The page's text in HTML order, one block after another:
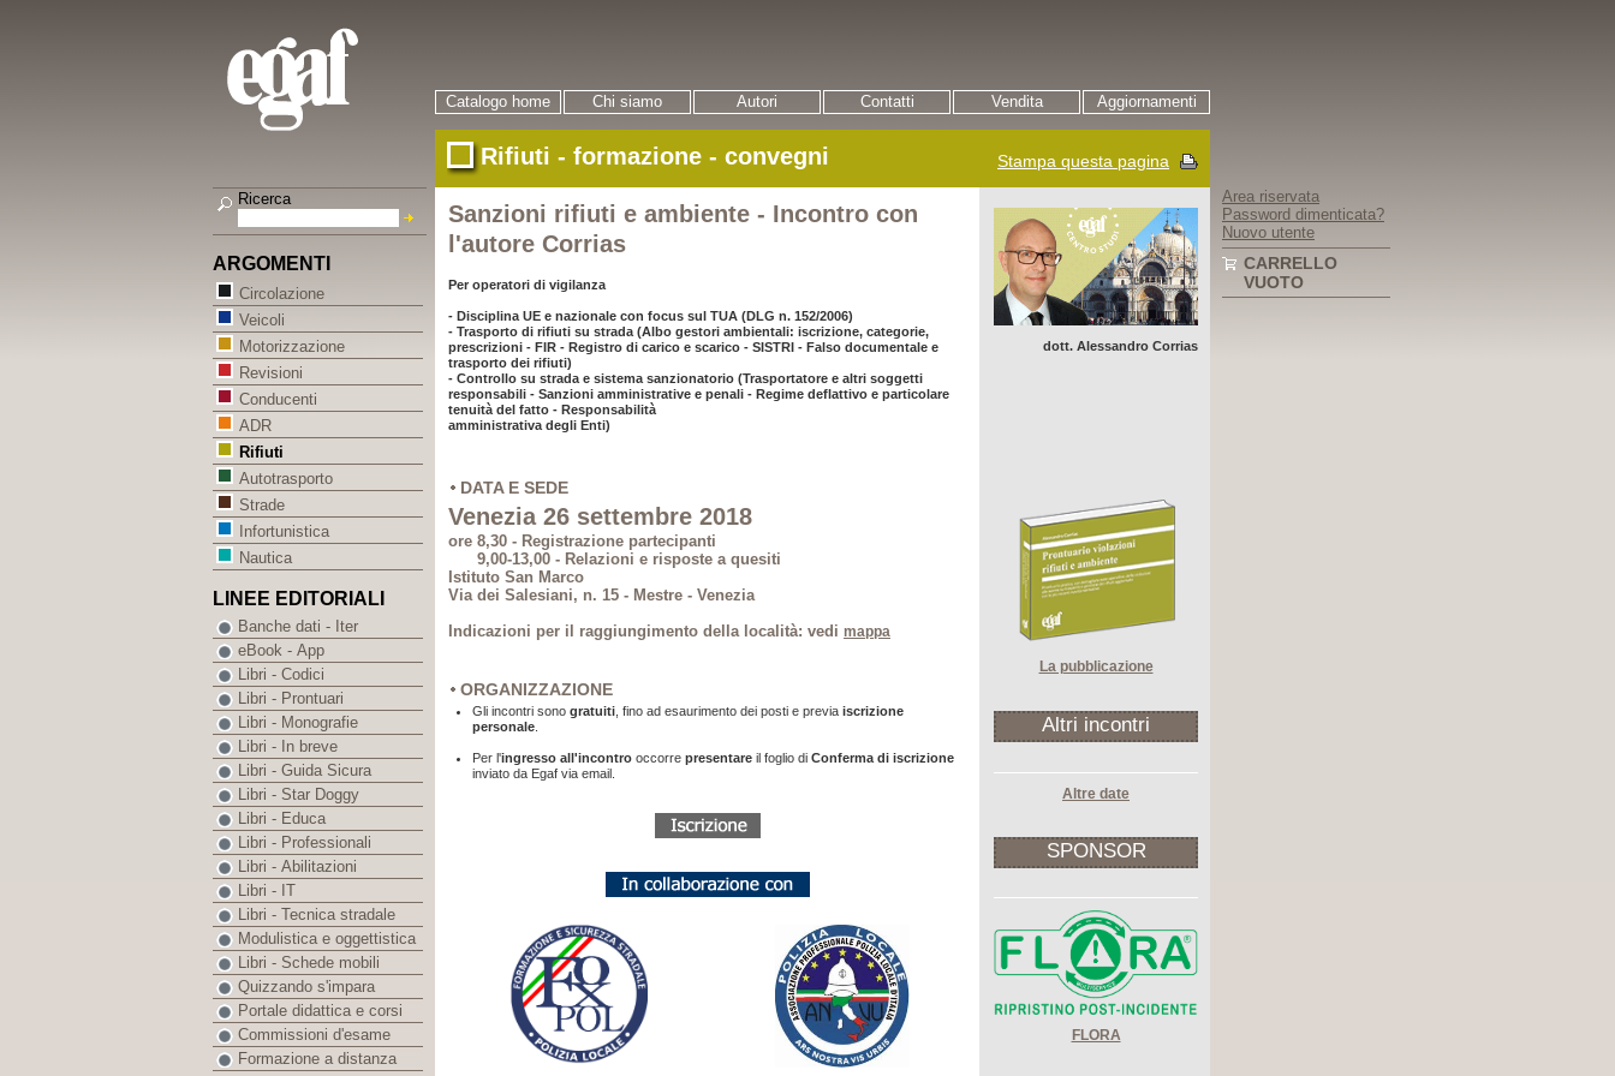
Catalogo home Chi siamo Autori Contatti Vendita Aggiornamenti
Rifiuti - formazione - convegni Stampa questa pagina
Sanzioni rifiuti e ambiente - Incontro con
l'autore Corrias
Per operatori di vigilanza
- Disciplina UE e nazionale con focus sul TUA (DLG n. 152/2006)
- Trasporto di rifiuti su strada (Albo gestori ambientali: iscrizione, categorie,
prescrizioni - FIR - Registro di carico e scarico - SISTRI - Falso documentale e
trasporto dei rifiuti)
- Controllo su strada e sistema sanzionatorio (Trasportatore e altri soggetti
responsabili - Sanzioni amministrative e penali - Regime deflattivo e particolare
tenuità del fatto - Responsabilità
amministrativa degli Enti)
DATA E SEDE
Venezia 26 settembre 2018
ore 8,30 - Registrazione partecipanti
9,00-13,00 - Relazioni e risposte a quesiti
Istituto San Marco
Via dei Salesiani, n. 15 - Mestre - Venezia
Indicazioni per il raggiungimento della località: vedi mappa
ORGANIZZAZIONE
Gli incontri sono gratuiti , fino ad esaurimento dei posti e previa iscrizione
personale
Per l'ingresso all'incontro occorre presentare il foglio di Conferma di iscrizione
inviato da Egaf via email.
dott. Alessandro Corrias
La pubblicazione
Altri incontri
Altre date
SPONSOR
FLORA
Ricerca
ARGOMENTI
Circolazione
Veicoli
Motorizzazione
Revisioni
Conducenti
ADR
Rifiuti
Autotrasporto
Strade
Infortunistica
Nautica
LINEE EDITORIALI
Banche dati - Iter
eBook - App
Libri - Codici
Libri - Prontuari
Libri - Monografie
Libri - In breve
Libri - Guida Sicura
Libri - Star Doggy
Libri - Educa
Libri - Professionali
Libri - Abilitazioni
Libri - IT
Libri - Tecnica stradale
Modulistica e oggettistica
Libri - Schede mobili
Quizzando s'impara
Portale didattica e corsi
Commissioni d'esame
Formazione a distanza
Area riservata
Password dimenticata?
Nuovo utente
CARRELLO
VUOTO